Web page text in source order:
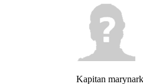
Kapitan